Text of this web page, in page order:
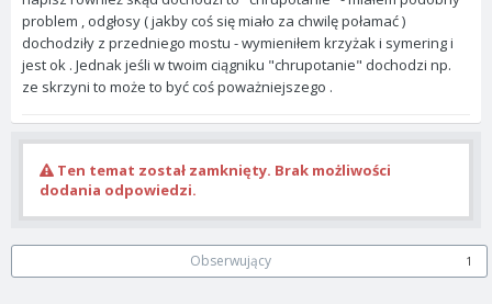
problem , odgłosy ( jakby coś się miało za chwilę połamać )
dochodziły z przedniego mostu - wymieniłem krzyżak i symering i
jest ok . Jednak jeśli w twoim ciągniku "chrupotanie" dochodzi np.
ze skrzyni to może to być coś poważniejszego .
Ten temat został zamknięty. Brak możliwości
dodania odpowiedzi.
Obserwujący 1